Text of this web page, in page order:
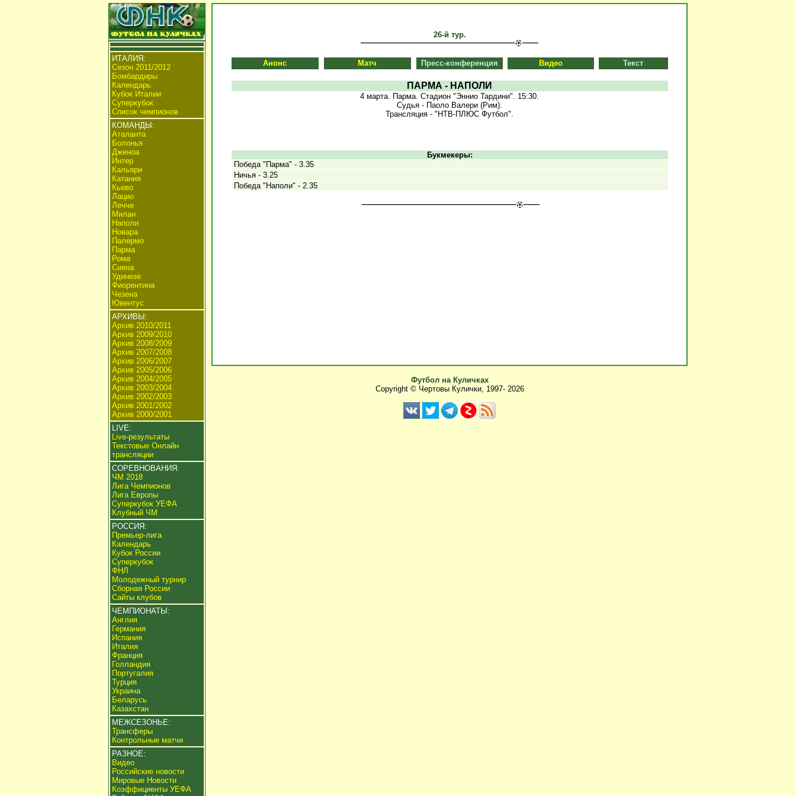
ИТАЛИЯ:
Сезон 2011/2012
Бомбардиры
Календарь
Кубок Италии
Суперкубок
Список чемпионов
КОМАНДЫ:
Аталанта
Болонья
Дженоа
Интер
Кальяри
Катания
Кьево
Лацио
Лечче
Милан
Наполи
Новара
Палермо
Парма
Рома
Сиена
Удинезе
Фиорентина
Чезена
Ювентус
АРХИВЫ:
Архив 2010/2011
Архив 2009/2010
Архив 2008/2009
Архив 2007/2008
Архив 2006/2007
Архив 2005/2006
Архив 2004/2005
Архив 2003/2004
Архив 2002/2003
Архив 2001/2002
Архив 2000/2001
LIVE:
Live-результаты
Текстовые Онлайн
трансляции
СОРЕВНОВАНИЯ:
ЧМ 2018
Лига Чемпионов
Лига Европы
Суперкубок УЕФА
Клубный ЧМ
РОССИЯ:
Премьер-лига
Календарь
Кубок России
Суперкубок
ФНЛ
Молодежный турнир
Сборная России
Сайты клубов
ЧЕМПИОНАТЫ:
Англия
Германия
Испания
Италия
Франция
Голландия
Португалия
Турция
Украина
Беларусь
Казахстан
МЕЖСЕЗОНЬЕ:
Трансферы
Контрольные матчи
РАЗНОЕ:
Видео
Российские новости
Мировые Новости
Коэффициенты УЕФА
26-й тур.
Анонс Матч Пресс-конференция Видео Текст
ПАРМА - НАПОЛИ
4 марта. Парма. Стадион "Эннио Тардини". 15:30.
Судья - Паоло Валери (Рим).
Трансляция - "НТВ-ПЛЮС Футбол".
Букмекеры:
Победа "Парма" - 3.35
Ничья - 3.25
Победа "Наполи" - 2.35
Футбол на Куличках
Copyright © Чертовы Кулички, 1997- 2026